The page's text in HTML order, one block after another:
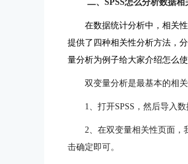
二、SPSS怎么分析数据相
在数据统计分析中， 相关
提供了四种相关性分析方法，
量分析为例子给大家介绍怎么使
双变量分析是最基本的相
1、打开SPSS，然后导入
2、在双变量相关性页面
击确定即可。